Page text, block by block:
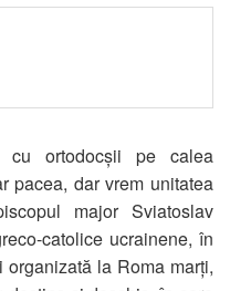
cu ortodocșii pe calea
pacea, dar vrem unitatea
major Sviatoslav
catolice ucrainene, în
la Roma marți,